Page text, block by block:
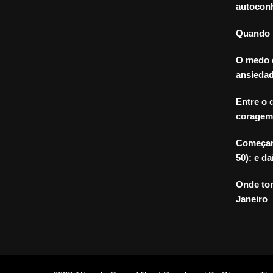
Quando
O medo
Entre o
50): e
Onde
Janeiro